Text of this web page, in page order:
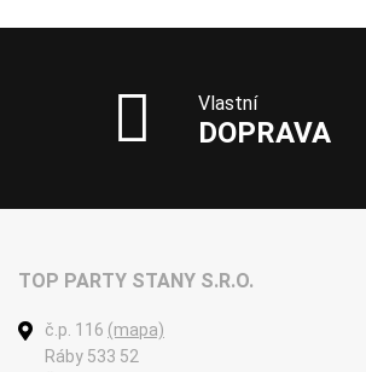
Vlastní
DOPRAVA
TOP PARTY STANY S.R.O.
č.p. 116 (mapa)
Ráby 533 52